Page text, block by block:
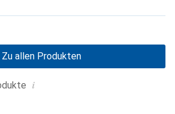
i
Zu allen Produkten